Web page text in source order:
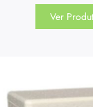
Ver